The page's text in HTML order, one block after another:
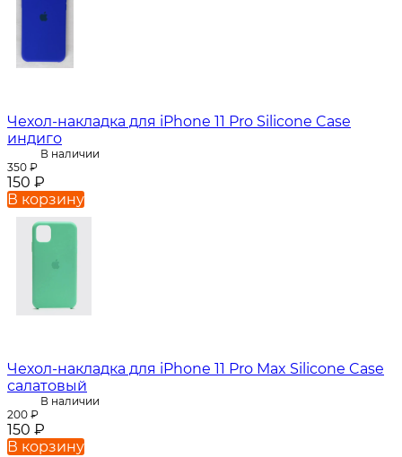
Чехол-накладка для iPhone 11 Pro Silicone Case
индиго
В наличии
350 ₽
150 ₽
В корзину
Чехол-накладка для iPhone 11 Pro Max Silicone Case
салатовый
В наличии
200 ₽
150 ₽
В корзину